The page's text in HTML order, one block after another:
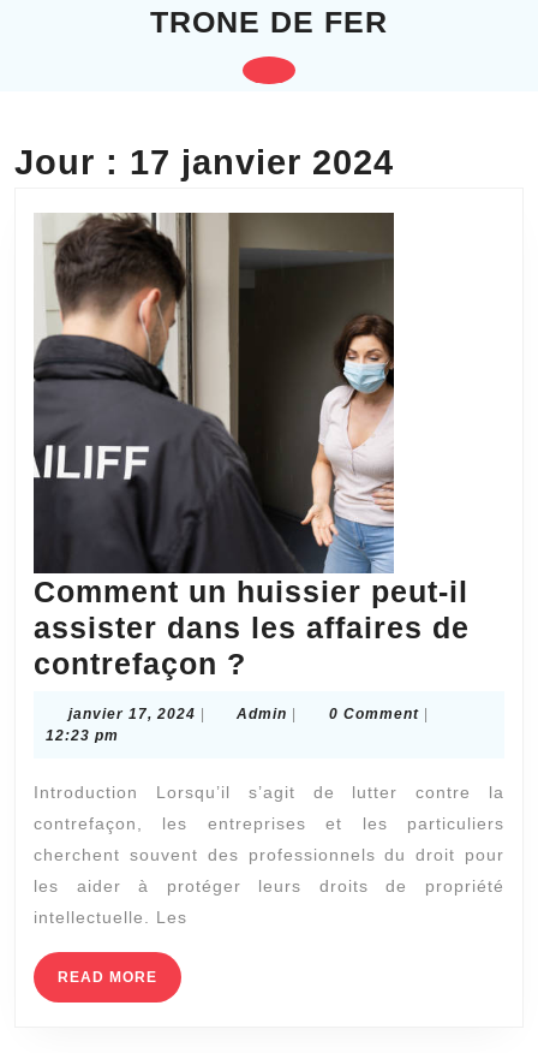
TRONE DE FER
Open
Jour : 17 janvier 2024
Comment un huissier peut-il
assister dans les affaires de
contrefaçon ?
il
assister
dans
janvier 17, 2024 janvierAdmin Admin0 Comment
12:23 pm
Introduction Lorsqu’il s’agit de lutter contre la
contrefaçon, les entreprises et les particuliers
cherchent souvent des professionnels du droit pour
les aider à protéger leurs droits de propriété
intellectuelle. Les
READ MORE READ
MORE